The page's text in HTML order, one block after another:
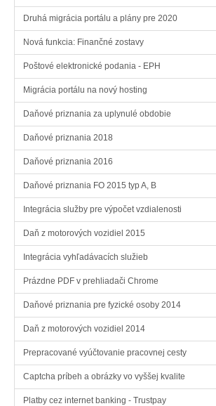
Druhá migrácia portálu a plány pre 2020
Nová funkcia: Finančné zostavy
Poštové elektronické podania - EPH
Migrácia portálu na nový hosting
Daňové priznania za uplynulé obdobie
Daňové priznania 2018
Daňové priznania 2016
Daňové priznania FO 2015 typ A, B
Integrácia služby pre výpočet vzdialenosti
Daň z motorových vozidiel 2015
Integrácia vyhľadávacích služieb
Prázdne PDF v prehliadači Chrome
Daňové priznania pre fyzické osoby 2014
Daň z motorových vozidiel 2014
Prepracované vyúčtovanie pracovnej cesty
Captcha príbeh a obrázky vo vyššej kvalite
Platby cez internet banking - Trustpay